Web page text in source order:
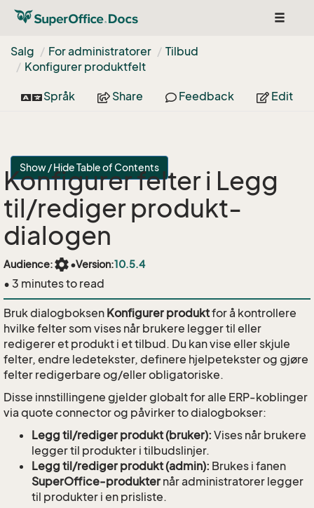
Toggle
Salg
For administratorer
Tilbud
Konfigurer produktfelt
Språk Share Feedback Edit
Show / Hide Table of Contents
Konfigurer felter i Legg
til/rediger produkt-
dialogen
Audience:settings•Version:10.5.4
• 3 minutes to read
Bruk dialogboksen Konfigurer produktfor å kontrollere
hvilke felter som vises når brukere legger til eller
redigerer et produkt i et tilbud. Du kan vise eller skjule
felter, endre ledetekster, definere hjelpetekster og gjøre
felter redigerbare og/eller obligatoriske.
Disse innstillingene gjelder globalt for alle ERP-koblinger
via quote connector og påvirker to dialogbokser:
Legg til/rediger produkt (bruker): Vises når brukere
legger til produkter i tilbudslinjer.
Legg til/rediger produkt (admin): Brukes i fanen
SuperOffice-produkter når administratorer legger
til produkter i en prisliste.